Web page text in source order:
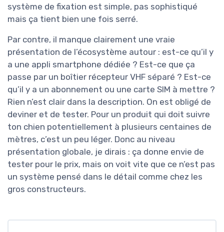
système de fixation est simple, pas sophistiqué
mais ça tient bien une fois serré.
Par contre, il manque clairement une vraie
présentation de l’écosystème autour : est-ce qu’il y
a une appli smartphone dédiée ? Est-ce que ça
passe par un boîtier récepteur VHF séparé ? Est-ce
qu’il y a un abonnement ou une carte SIM à mettre ?
Rien n’est clair dans la description. On est obligé de
deviner et de tester. Pour un produit qui doit suivre
ton chien potentiellement à plusieurs centaines de
mètres, c’est un peu léger. Donc au niveau
présentation globale, je dirais : ça donne envie de
tester pour le prix, mais on voit vite que ce n’est pas
un système pensé dans le détail comme chez les
gros constructeurs.